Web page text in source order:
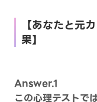
【あなたと元
果】
Answer.1
この心理テストで